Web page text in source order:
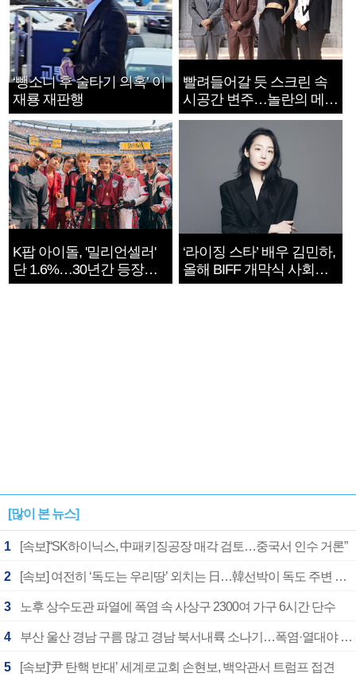
‘뺑소니 후 술타기 의혹’ 이
재룡 재판행
빨려들어갈 듯 스크린 속
시공간 변주…놀란의 메시
지는 ‘전쟁 속죄’
K팝 아이돌, '밀리언셀러'
단 1.6%…30년간 등장
1182개팀 전수조사
‘라이징 스타’ 배우 김민하,
올해 BIFF 개막식 사회자
확정
[많이 본 뉴스]
1 [속보]“SK하이닉스, 中패키징공장 매각 검토…중국서 인수 거론”
2 [속보] 여전히 ‘독도는 우리땅’ 외치는 日…韓선박이 독도 주변 해양조사 활동하자 반발
3 노후 상수도관 파열에 폭염 속 사상구 2300여 가구 6시간 단수
4 부산 울산 경남 구름 많고 경남 북서내륙 소나기…폭염·열대야 계속
5 [속보]‘尹 탄핵 반대’ 세계로교회 손현보, 백악관서 트럼프 접견